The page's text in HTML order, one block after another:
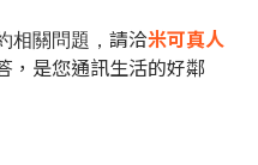
相關問題， 請洽米可真人
，是您通訊生活的好鄰